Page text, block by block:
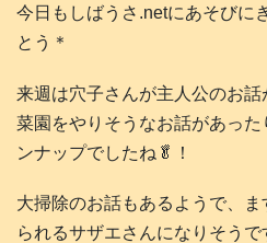
今日もしばうさ.netにあそびに
とう＊
来週は穴子さんが主人公のお
菜園をやりそうなお話があっ
ンナップでしたね🥬！
大掃除のお話もあるようで、
られるサザエさんになりそう